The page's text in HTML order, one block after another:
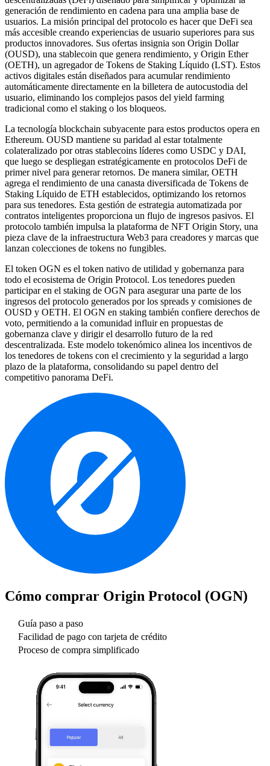
generación de rendimiento en cadena para una amplia base de
usuarios. La misión principal del protocolo es hacer que DeFi sea
más accesible creando experiencias de usuario superiores para sus
productos innovadores. Sus ofertas insignia son Origin Dollar
(OUSD), una stablecoin que genera rendimiento, y Origin Ether
(OETH), un agregador de Tokens de Staking Líquido (LST). Estos
activos digitales están diseñados para acumular rendimiento
automáticamente directamente en la billetera de autocustodia del
usuario, eliminando los complejos pasos del yield farming
tradicional como el staking o los bloqueos.
La tecnología blockchain subyacente para estos productos opera en
Ethereum. OUSD mantiene su paridad al estar totalmente
colateralizado por otras stablecoins líderes como USDC y DAI,
que luego se despliegan estratégicamente en protocolos DeFi de
primer nivel para generar retornos. De manera similar, OETH
agrega el rendimiento de una canasta diversificada de Tokens de
Staking Líquido de ETH establecidos, optimizando los retornos
para sus tenedores. Esta gestión de estrategia automatizada por
contratos inteligentes proporciona un flujo de ingresos pasivos. El
protocolo también impulsa la plataforma de NFT Origin Story, una
pieza clave de la infraestructura Web3 para creadores y marcas que
lanzan colecciones de tokens no fungibles.
El token OGN es el token nativo de utilidad y gobernanza para
todo el ecosistema de Origin Protocol. Los tenedores pueden
participar en el staking de OGN para asegurar una parte de los
ingresos del protocolo generados por los spreads y comisiones de
OUSD y OETH. El OGN en staking también confiere derechos de
voto, permitiendo a la comunidad influir en propuestas de
gobernanza clave y dirigir el desarrollo futuro de la red
descentralizada. Este modelo tokenómico alinea los incentivos de
los tenedores de tokens con el crecimiento y la seguridad a largo
plazo de la plataforma, consolidando su papel dentro del
competitivo panorama DeFi.
Cómo comprar Origin Protocol (OGN)
Guía paso a paso
Facilidad de pago con tarjeta de crédito
Proceso de compra simplificado